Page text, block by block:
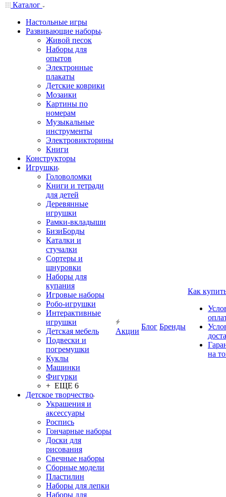
Каталог
Настольные игры
Развивающие наборы
Живой песок
Наборы для
опытов
Электронные
плакаты
Детские коврики
Мозаики
Картины по
номерам
Музыкальные
инструменты
Электровикторины
Книги
Конструкторы
Игрушки
Головоломки
Книги и тетради
для детей
Деревянные
игрушки
Рамки-вкладыши
БизиБорды
Каталки и
стучалки
Сортеры и
шнуровки
Наборы для
купания
Игровые наборы
Робо-игрушки
Интерактивные
игрушки
Детская мебель
Подвески и
погремушки
Куклы
Машинки
Фигурки
+ ЕЩЕ 6
Детское творчество
Украшения и
аксессуары
Роспись
Гончарные наборы
Доски для
рисования
Свечные наборы
Сборные модели
Пластилин
Наборы для лепки
Наборы для
Акции
Блог Бренды
Как
на